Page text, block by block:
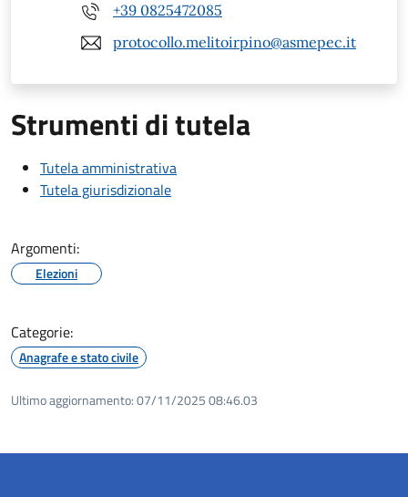
+39 0825472085
protocollo.melitoirpino@asmepec.it
Strumenti di tutela
Tutela amministrativa
Tutela giurisdizionale
Argomenti:
Elezioni
Categorie:
Anagrafe e stato civile
Ultimo aggiornamento:07/11/2025 08:46.03